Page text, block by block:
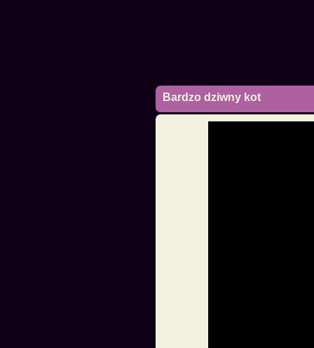
Bardzo dziwny kot